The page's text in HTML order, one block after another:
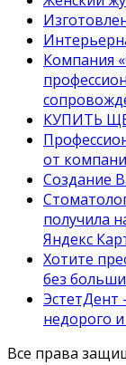
Компания
КУПИТЬ
от
Создание
получила
Яндекс
Хотите
без
недорого
Все права